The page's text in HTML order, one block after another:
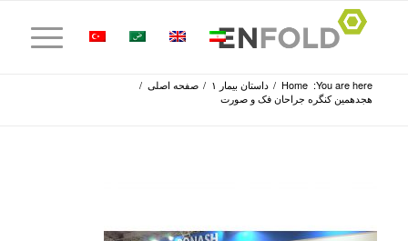
You are here:
Home
/ داستان بیمار ۱ / صفحه اصلی /
هجدهمین کنگره جراحان فک و صورت